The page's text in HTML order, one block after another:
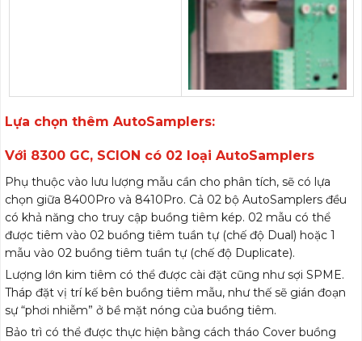
Lựa chọn thêm AutoSamplers:
Với 8300 GC, SCION có 02 loại AutoSamplers
Phụ thuộc vào lưu lượng mẫu cần cho phân tích, sẽ có lựa
chọn giữa 8400Pro và 8410Pro. Cả 02 bộ AutoSamplers đều
có khả năng cho truy cập buồng tiêm kép. 02 mẫu có thể
được tiêm vào 02 buồng tiêm tuần tự (chế độ Dual) hoặc 1
mẫu vào 02 buồng tiêm tuần tự (chế độ Duplicate).
Lượng lớn kim tiêm có thể được cài đặt cũng như sợi SPME.
Tháp đặt vị trí kế bên buồng tiêm mẫu, như thế sẽ gián đoạn
sự “phơi nhiễm” ở bề mặt nóng của buồng tiêm.
Bảo trì có thể được thực hiện bằng cách tháo Cover buồng